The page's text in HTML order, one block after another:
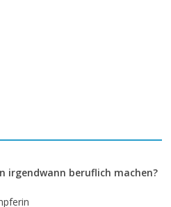
irgendwann beruflich machen?